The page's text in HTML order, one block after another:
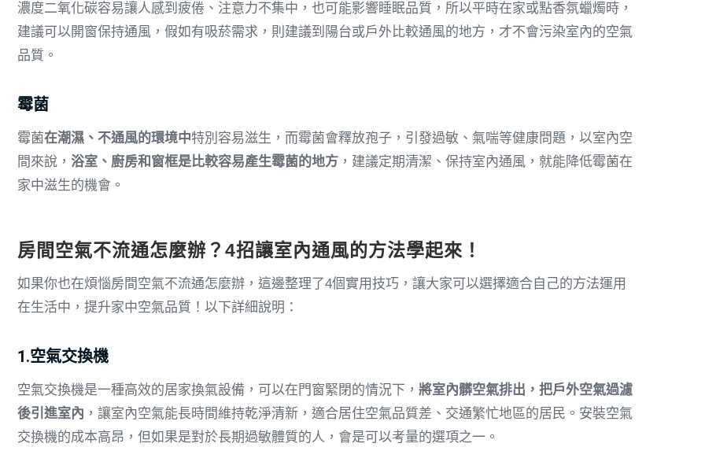
濃度二氧化碳容易讓人感到疲倦、注意力不集中，也可能影響睡眠品質，所以平時在家或點香氛蠟燭時，
建議可以開窗保持通風，假如有吸菸需求，則建議到陽台或戶外比較通風的地方，才不會污染室內的空氣
品質。
霉菌
霉菌在潮濕、不通風的環境中特別容易滋生，而霉菌會釋放孢子，引發過敏、氣喘等健康問題，以室內空
間來說， 浴室、廚房和窗框是比較容易產生霉菌的地方 ，建議定期清潔、保持室內通風，就能降低霉菌在
家中滋生的機會。
房間空氣不流通怎麼辦？4招讓室內通風的方法學起來！
如果你也在煩惱房間空氣不流通怎麼辦，這邊整理了4個實用技巧，讓大家可以選擇適合自己的方法運用
在生活中，提升家中空氣品質！以下詳細說明：
1.空氣交換機
空氣交換機是一種高效的居家換氣設備，可以在門窗緊閉的情況下， 將室內髒空氣排出，把戶外空氣過濾
後引進室內 ，讓室內空氣能長時間維持乾淨清新，適合居住空氣品質差、交通繁忙地區的居民。安裝空氣
交換機的成本高昂，但如果是對於長期過敏體質的人，會是可以考量的選項之一。